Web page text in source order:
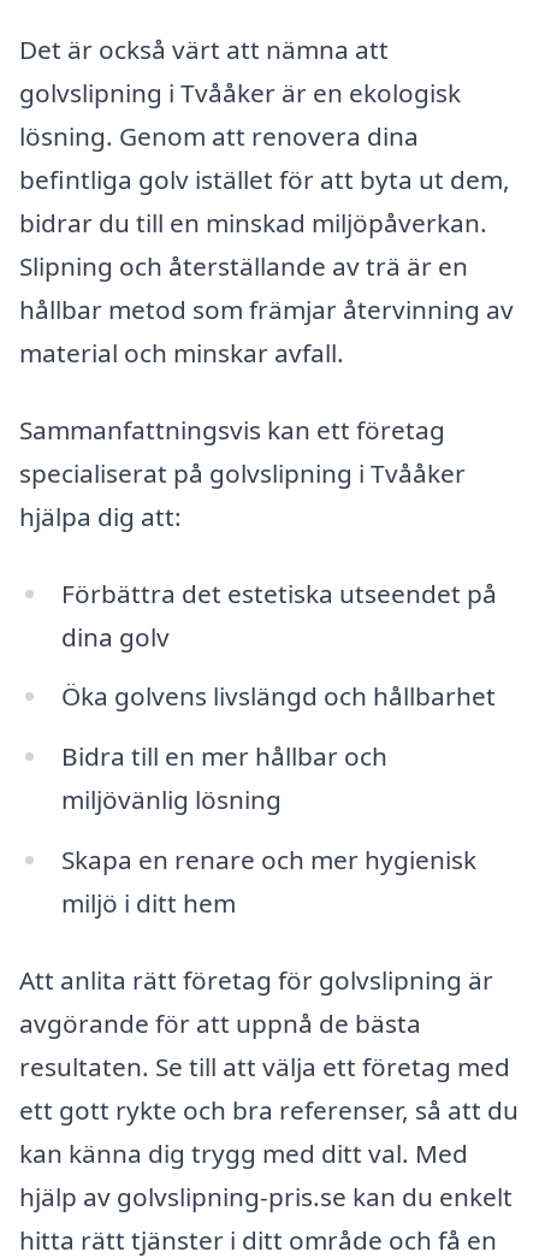
Det är också värt att nämna att
golvslipning i Tvååker är en ekologisk
lösning. Genom att renovera dina
befintliga golv istället för att byta ut dem,
bidrar du till en minskad miljöpåverkan.
Slipning och återställande av trä är en
hållbar metod som främjar återvinning av
material och minskar avfall.
Sammanfattningsvis kan ett företag
specialiserat på golvslipning i Tvååker
hjälpa dig att:
Förbättra det estetiska utseendet på
dina golv
Öka golvens livslängd och hållbarhet
Bidra till en mer hållbar och
miljövänlig lösning
Skapa en renare och mer hygienisk
miljö i ditt hem
Att anlita rätt företag för golvslipning är
avgörande för att uppnå de bästa
resultaten. Se till att välja ett företag med
ett gott rykte och bra referenser, så att du
kan känna dig trygg med ditt val. Med
hjälp av golvslipning-pris.se kan du enkelt
hitta rätt tjänster i ditt område och få en